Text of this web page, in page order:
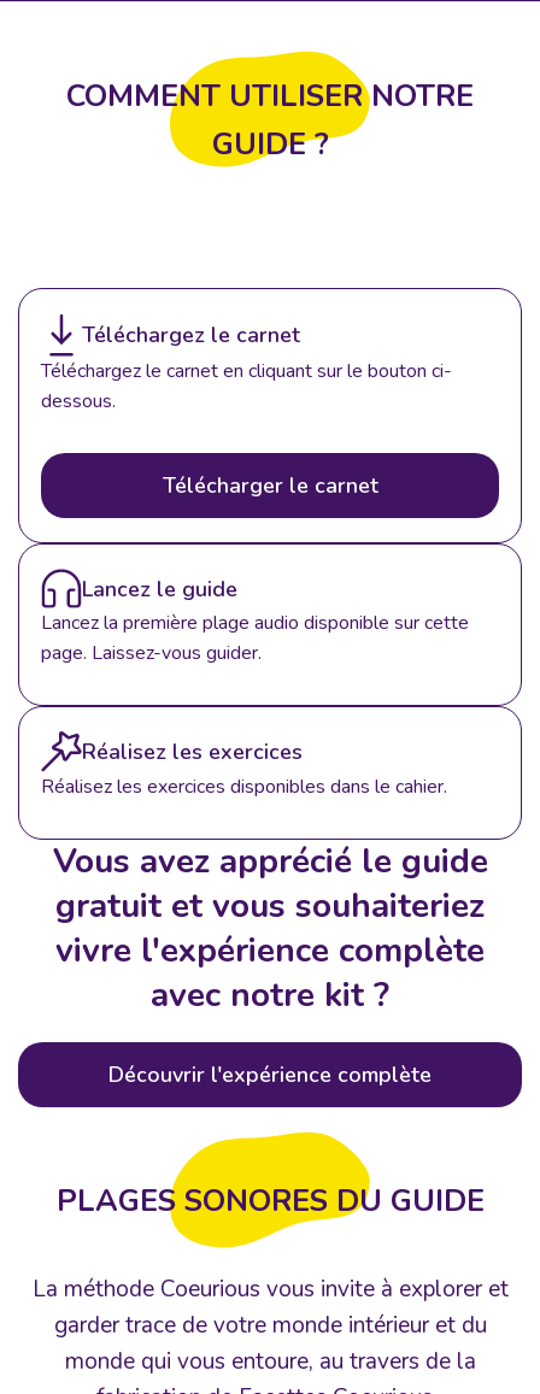
COMMENT UTILISER NOTRE
GUIDE ?
Téléchargez le carnet
Téléchargez le carnet en cliquant sur le bouton ci-
dessous.
Télécharger le carnet
Lancez le guide
Lancez la première plage audio disponible sur cette
page. Laissez-vous guider.
Réalisez les exercices
Réalisez les exercices disponibles dans le cahier.
Vous avez apprécié le guide
gratuit et vous souhaiteriez
vivre l'expérience complète
avec notre kit ?
Découvrir l'expérience complète
PLAGES SONORES DU GUIDE
La méthode Coeurious vous invite à explorer et
garder trace de votre monde intérieur et du
monde qui vous entoure, au travers de la